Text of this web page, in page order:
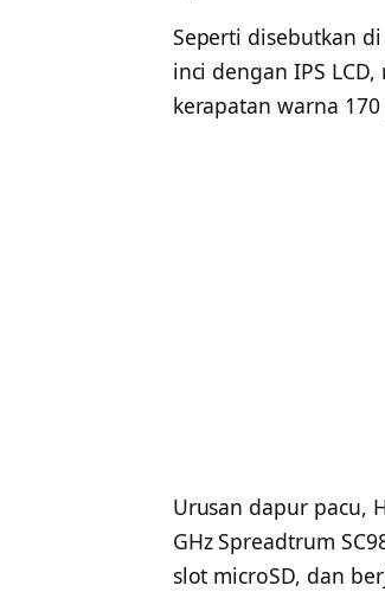
Seperti disebutkan
inci dengan IPS
kerapatan warna
Urusan dapur pacu,
GHz Spreadtrum
slot microSD, dan